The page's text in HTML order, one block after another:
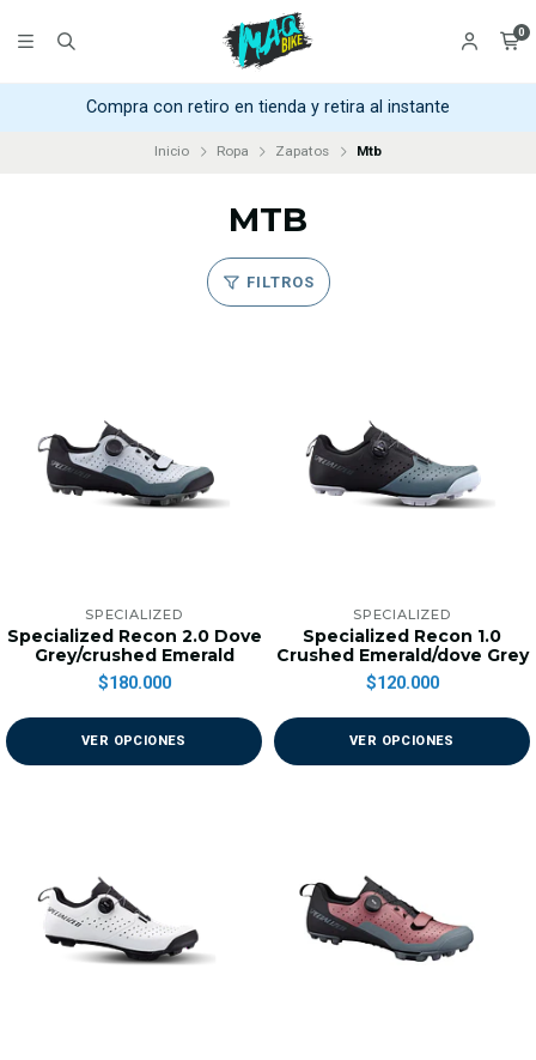
0
Compra con retiro en tienda y retira al instante
Inicio Ropa Zapatos Mtb
MTB
FILTROS
SPECIALIZED
Specialized Recon 2.0 Dove
Grey/crushed Emerald
$180.000
VER OPCIONES
SPECIALIZED
Specialized Recon 1.0
Crushed Emerald/dove Grey
$120.000
VER OPCIONES